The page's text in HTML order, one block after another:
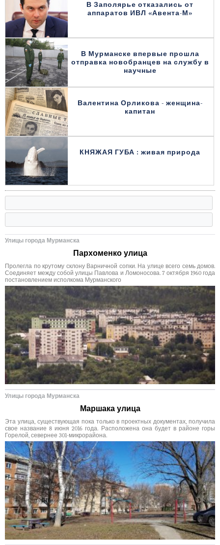
В Заполярье отказались от
аппаратов ИВЛ «Авента-М»
В Мурманске впервые прошла
отправка новобранцев на службу в
научные
Валентина Орликова - женщина-
капитан
КНЯЖАЯ ГУБА : живая природа
Улицы города Мурманска
Пархоменко улица
Пролегла по крутому склону Варничной сопки. На улице всего семь домов.
Соединяет между собой улицы Павлова и Ломоносова. 7 октября 1960 года
постановлением исполкома Мурманского
Улицы города Мурманска
Маршака улица
Эта улица, существующая пока только в проектных документах, получила
свое название 8 июня 2016 года. Расположена она будет в районе горы
Горелой, севернее 301-микрорайона.